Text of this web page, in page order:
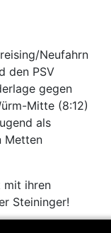
Neufahrn
den PSV
gegen
Mitte (8:12)
als
Metten
mit ihren
Steininger!